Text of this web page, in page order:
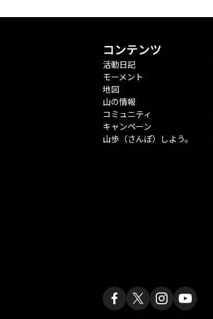
コンテンツ
活動日記
モーメント
地図
山の情報
コミュニティ
キャンペーン
山歩（さんぽ）しよう。